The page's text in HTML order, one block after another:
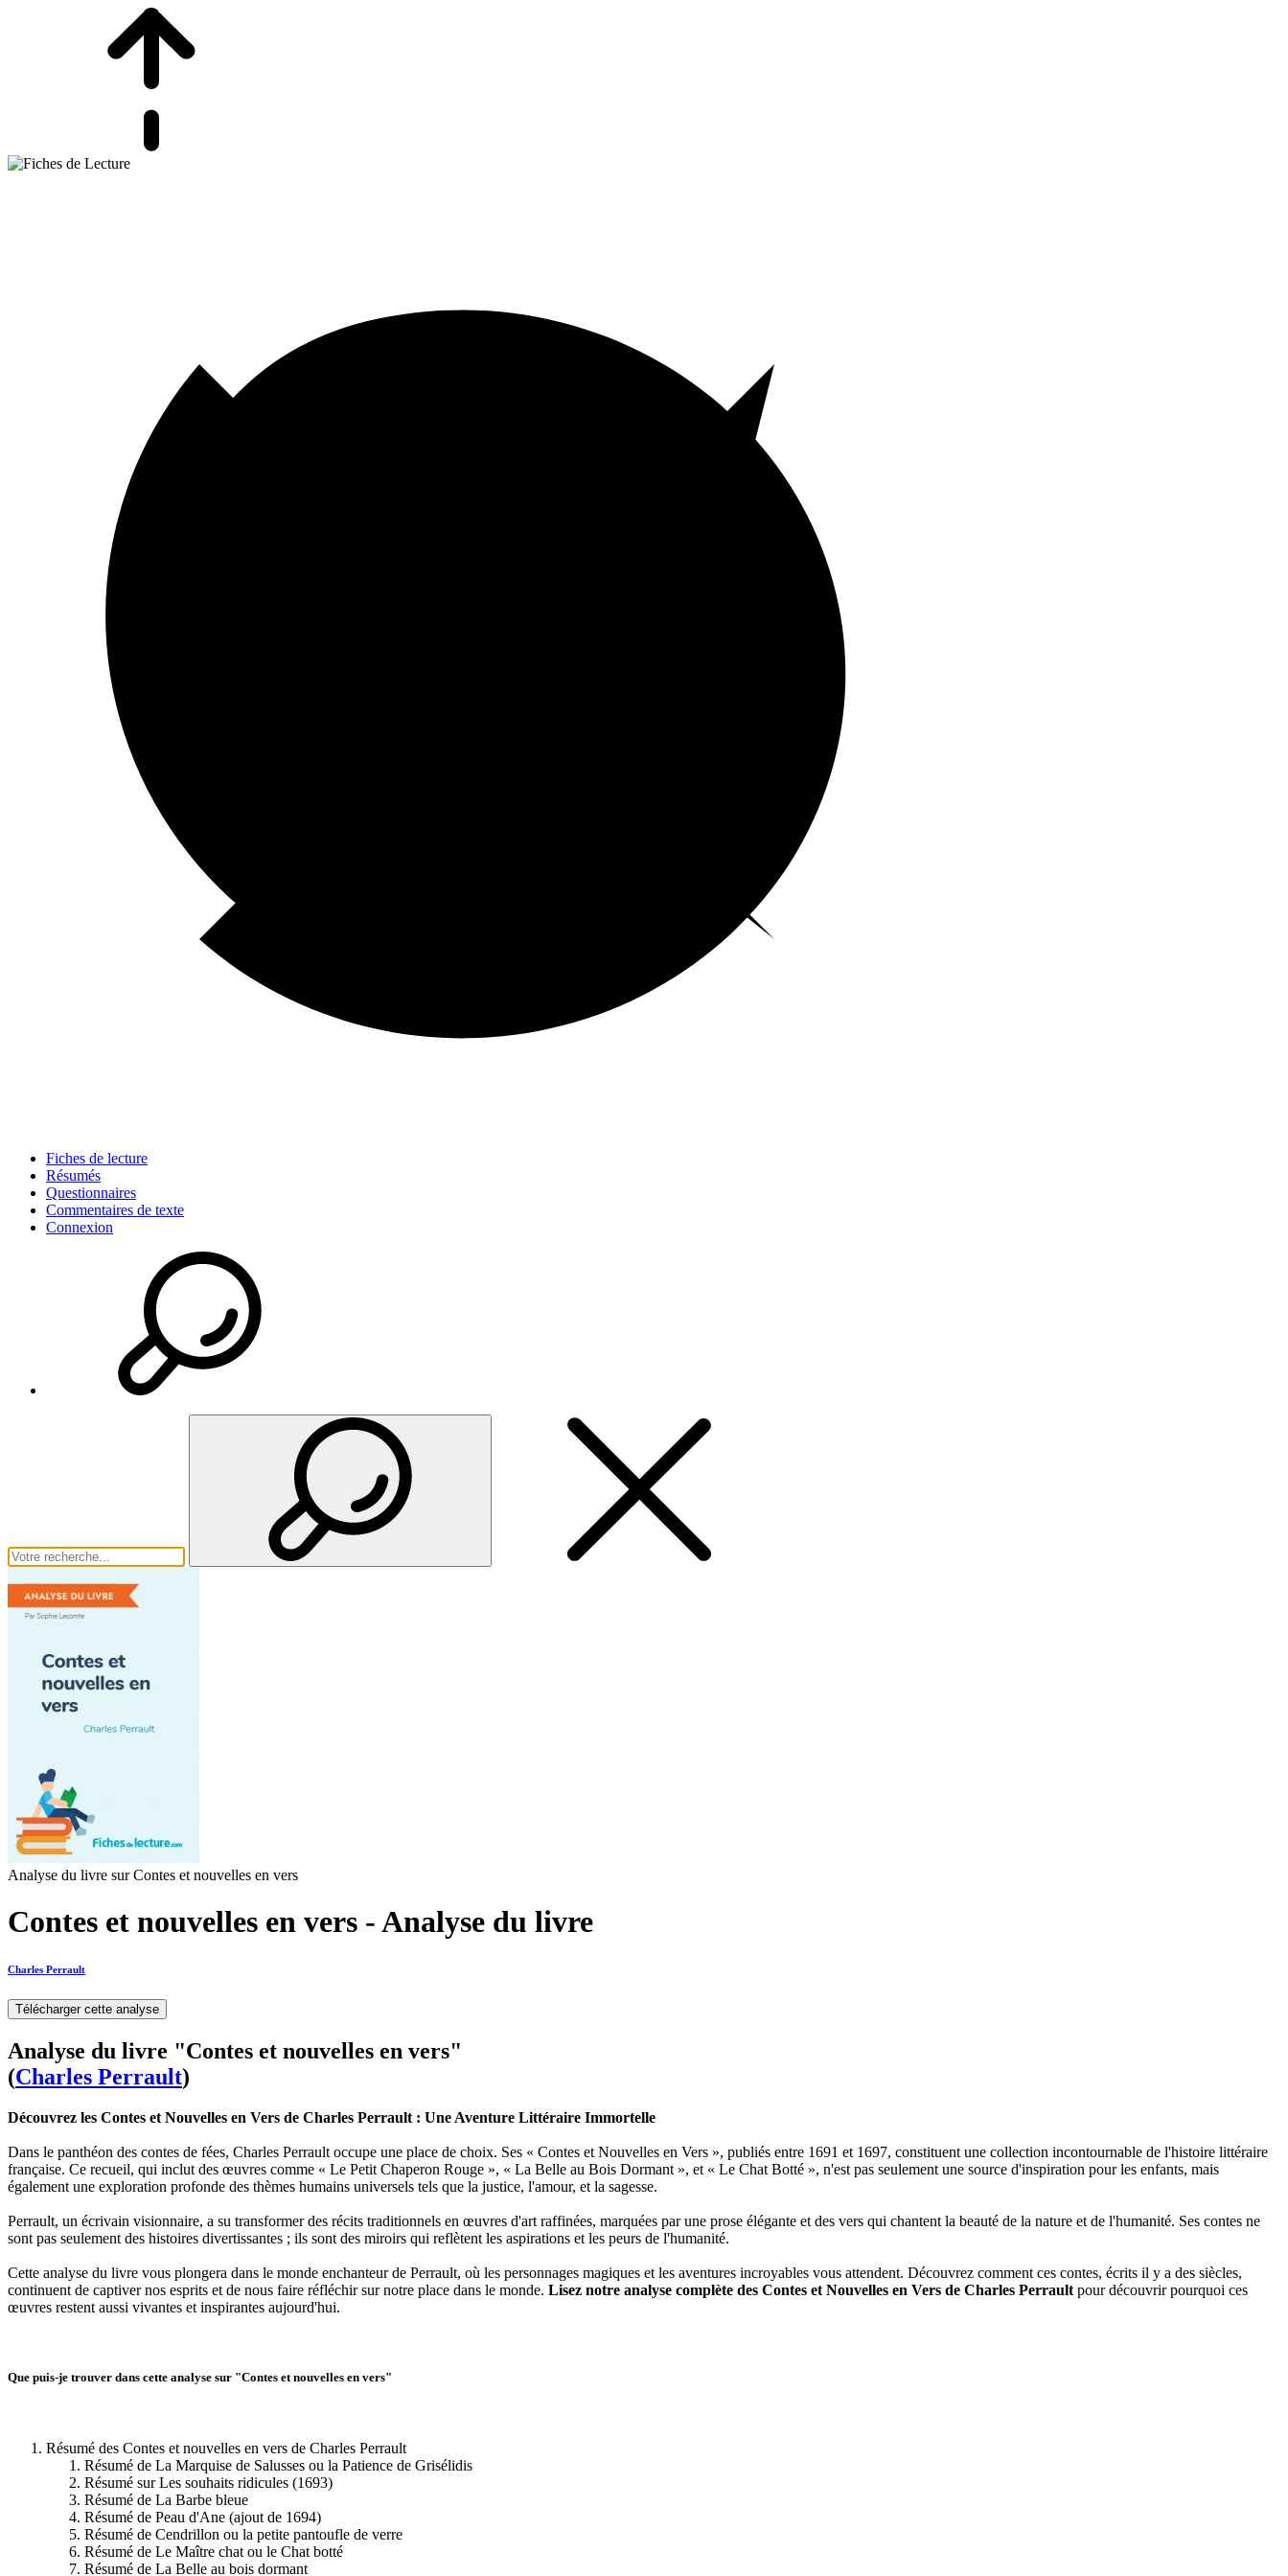
Fiches de lecture
Résumés
Questionnaires
Commentaires de texte
Connexion
Analyse du livre sur Contes et nouvelles en vers
Contes et nouvelles en vers - Analyse du livre
Charles Perrault
Télécharger cette analyse
Analyse du livre "Contes et nouvelles en vers"
(Charles Perrault)
Découvrez les Contes et Nouvelles en Vers de Charles Perrault : Une Aventure Littéraire Immortelle
Dans le panthéon des contes de fées, Charles Perrault occupe une place de choix. Ses « Contes et Nouvelles en Vers », publiés entre 1691 et 1697, constituent une collection incontournable de l'histoire littéraire
française. Ce recueil, qui inclut des œuvres comme « Le Petit Chaperon Rouge », « La Belle au Bois Dormant », et « Le Chat Botté », n'est pas seulement une source d'inspiration pour les enfants, mais
également une exploration profonde des thèmes humains universels tels que la justice, l'amour, et la sagesse.
Perrault, un écrivain visionnaire, a su transformer des récits traditionnels en œuvres d'art raffinées, marquées par une prose élégante et des vers qui chantent la beauté de la nature et de l'humanité. Ses contes ne
sont pas seulement des histoires divertissantes ; ils sont des miroirs qui reflètent les aspirations et les peurs de l'humanité.
Cette analyse du livre vous plongera dans le monde enchanteur de Perrault, où les personnages magiques et les aventures incroyables vous attendent. Découvrez comment ces contes, écrits il y a des siècles,
continuent de captiver nos esprits et de nous faire réfléchir sur notre place dans le monde. Lisez notre analyse complète des Contes et Nouvelles en Vers de Charles Perrault pour découvrir pourquoi ces
œuvres restent aussi vivantes et inspirantes aujourd'hui.
Que puis-je trouver dans cette analyse sur "Contes et nouvelles en vers"
Résumé des Contes et nouvelles en vers de Charles Perrault
Résumé de La Marquise de Salusses ou la Patience de Grisélidis
Résumé sur Les souhaits ridicules (1693)
Résumé de La Barbe bleue
Résumé de Peau d'Ane (ajout de 1694)
Résumé de Cendrillon ou la petite pantoufle de verre
Résumé de Le Maître chat ou le Chat botté
Résumé de La Belle au bois dormant